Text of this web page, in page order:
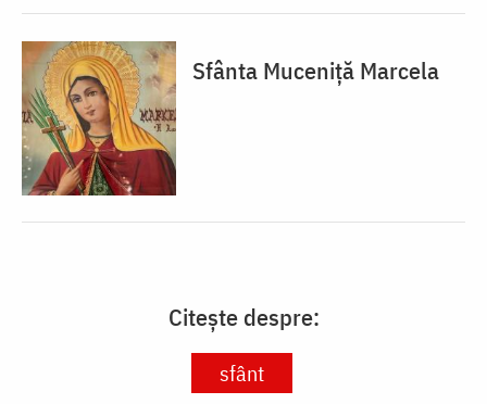
Sfânta Muceniță Marcela
Citește despre:
sfânt